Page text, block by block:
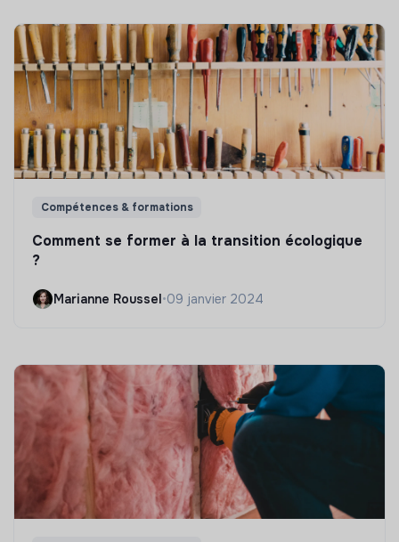
Compétences & formations
Comment se former à la transition écologique
?
Marianne Roussel•09 janvier 2024